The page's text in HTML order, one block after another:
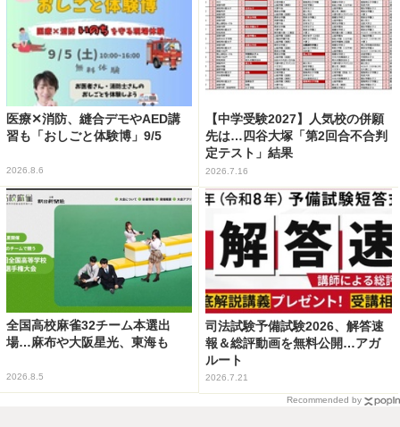
医療✕消防、縫合デモやAED講
習も「おしごと体験博」9/5
2026.8.6
【中学受験2027】人気校の併願
先は…四谷大塚「第2回合不合判
定テスト」結果
2026.7.16
全国高校麻雀32チーム本選出
場…麻布や大阪星光、東海も
2026.8.5
司法試験予備試験2026、解答速
報＆総評動画を無料公開…アガ
ルート
2026.7.21
Recommended by